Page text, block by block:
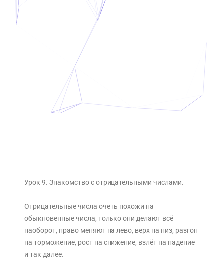
Урок 9. Знакомство с отрицательными числами.
Отрицательные числа очень похожи на
обыкновенные числа, только они делают всё
наоборот, право меняют на лево, верх на низ, разгон
на торможение, рост на снижение, взлёт на падение
и так далее.